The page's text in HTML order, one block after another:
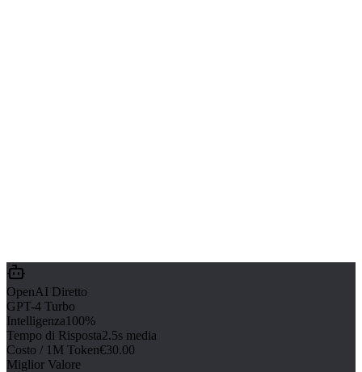
OpenAI Diretto
GPT-4 Turbo
Intelligenza100%
Tempo di Risposta2.5s media
Costo / 1M Token€30.00
Miglior Valore